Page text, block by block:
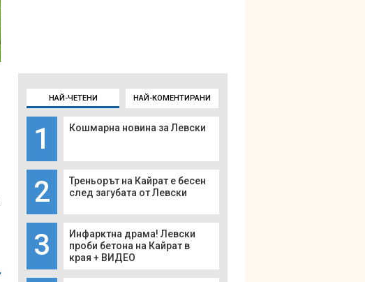
НАЙ-ЧЕТЕНИ НАЙ-КОМЕНТИРАНИ
1 Кошмарна новина за Левски
2
Треньорът на Кайрат е бесен
след загубата от Левски
3
Инфарктна драма! Левски
проби бетона на Кайрат в
края + ВИДЕО